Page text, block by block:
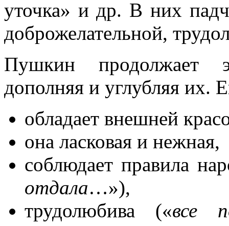
уточка» и др. В них
доброжелательной,
Пушкин продолжает
дополняя и углубляя их.
обладает внешней
она ласковая и нежная,
соблюдает правила
отдала…»),
трудолюбива («все